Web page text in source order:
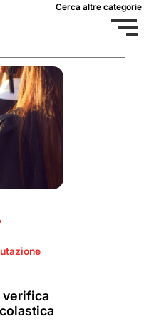
Cerca altre categorie
,
verifica